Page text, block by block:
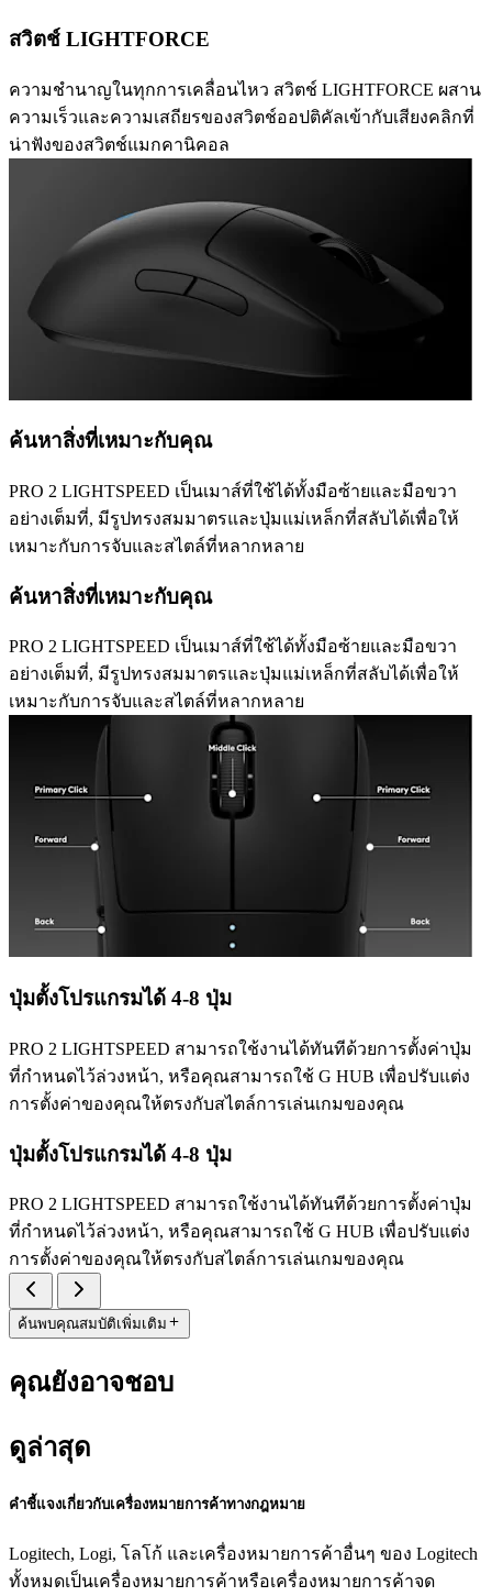
สวิตช์ LIGHTFORCE
ความชำนาญในทุกการเคลื่อนไหว สวิตช์ LIGHTFORCE ผสาน
ความเร็วและความเสถียรของสวิตช์ออปติคัลเข้ากับเสียงคลิกที่
น่าฟังของสวิตช์แมกคานิคอล
ค้นหาสิ่งที่เหมาะกับคุณ
PRO 2 LIGHTSPEED เป็นเมาส์ที่ใช้ได้ทั้งมือซ้ายและมือขวา
อย่างเต็มที่, มีรูปทรงสมมาตรและปุ่มแม่เหล็กที่สลับได้เพื่อให้
เหมาะกับการจับและสไตล์ที่หลากหลาย
ค้นหาสิ่งที่เหมาะกับคุณ
PRO 2 LIGHTSPEED เป็นเมาส์ที่ใช้ได้ทั้งมือซ้ายและมือขวา
อย่างเต็มที่, มีรูปทรงสมมาตรและปุ่มแม่เหล็กที่สลับได้เพื่อให้
เหมาะกับการจับและสไตล์ที่หลากหลาย
ปุ่มตั้งโปรแกรมได้ 4-8 ปุ่ม
PRO 2 LIGHTSPEED สามารถใช้งานได้ทันทีด้วยการตั้งค่าปุ่ม
ที่กำหนดไว้ล่วงหน้า, หรือคุณสามารถใช้ G HUB เพื่อปรับแต่ง
การตั้งค่าของคุณให้ตรงกับสไตล์การเล่นเกมของคุณ
ปุ่มตั้งโปรแกรมได้ 4-8 ปุ่ม
PRO 2 LIGHTSPEED สามารถใช้งานได้ทันทีด้วยการตั้งค่าปุ่ม
ที่กำหนดไว้ล่วงหน้า, หรือคุณสามารถใช้ G HUB เพื่อปรับแต่ง
การตั้งค่าของคุณให้ตรงกับสไตล์การเล่นเกมของคุณ
ค้นพบคุณสมบัติเพิ่มเติม
คุณยังอาจชอบ
ดูล่าสุด
คำชี้แจงเกี่ยวกับเครื่องหมายการค้าทางกฎหมาย
Logitech, Logi, โลโก้ และเครื่องหมายการค้าอื่นๆ ของ Logitech
ทั้งหมดเป็นเครื่องหมายการค้าหรือเครื่องหมายการค้าจด